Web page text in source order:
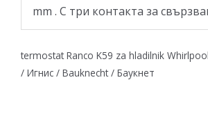
mm . С три контакта за
termostat Ranco K59 za hladilnik
/ Игнис / Bauknecht / Баукнет